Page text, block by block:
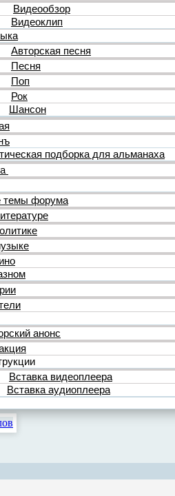
Видеообзор
Видеоклип
Авторская песня
Песня
Поп
Рок
Шансон
подборка для альманаха
темы форума
анонс
Вставка видеоплеера
Вставка аудиоплеера